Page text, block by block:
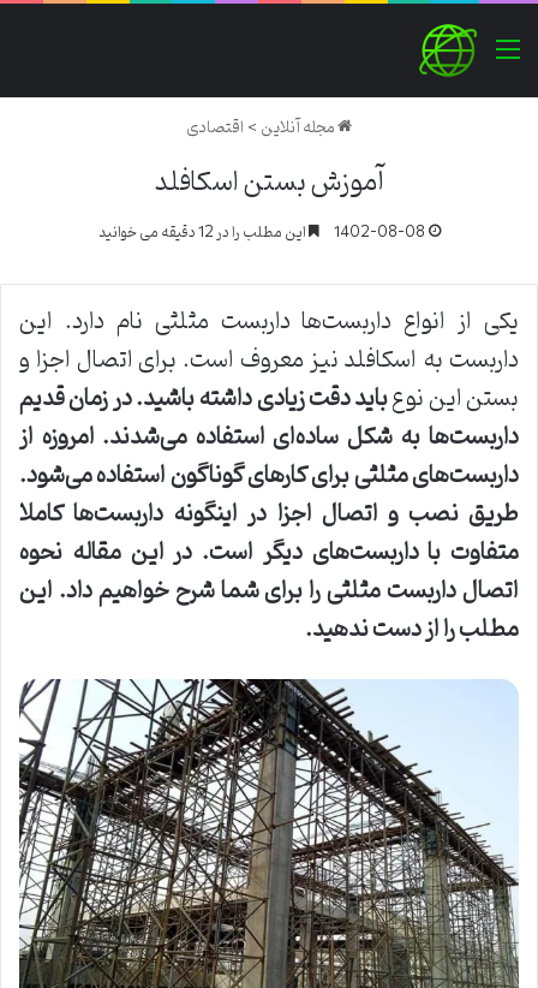
منو
مجله آنلاین>اقتصادی
آموزش بستن اسکافلد
1402-08-08 این مطلب را در 12 دقیقه می خوانید
یکی از انواع داربست‌ها داربست مثلثی نام دارد. این
داربست به اسکافلد نیز معروف است. برای اتصال اجزا و
بستن این نوعباید دقت زیادی داشته باشید. در زمان قدیم
داربست‌ها به شکل ساده‌ای استفاده می‌شدند. امروزه از
داربست‌های مثلثی برای کارهای گوناگون استفاده می‌شود.
طریق نصب و اتصال اجزا در اینگونه داربست‌ها کاملا
متفاوت با داربست‌های دیگر است. در این مقاله نحوه
اتصال داربست مثلثی را برای شما شرح خواهیم داد. این
مطلب را از دست ندهید.